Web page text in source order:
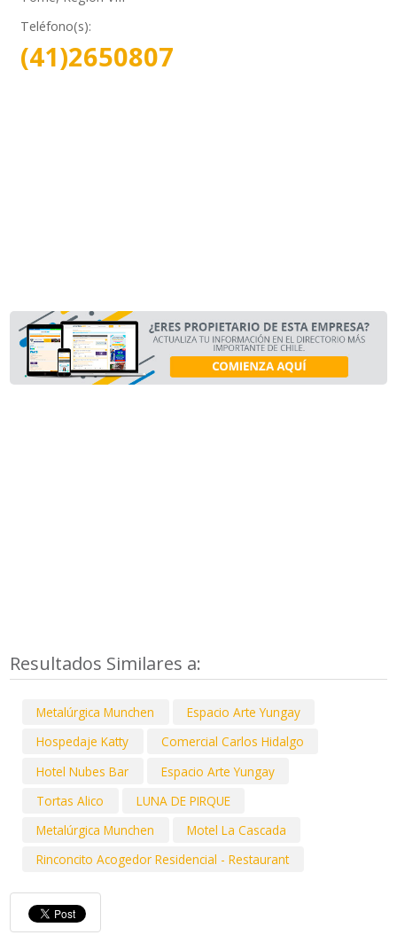
Teléfono(s):
(41)2650807
Resultados Similares a:
Metalúrgica Munchen
Espacio Arte Yungay
Hospedaje Katty
Comercial Carlos Hidalgo
Hotel Nubes Bar
Espacio Arte Yungay
Tortas Alico
LUNA DE PIRQUE
Metalúrgica Munchen
Motel La Cascada
Rinconcito Acogedor Residencial - Restaurant